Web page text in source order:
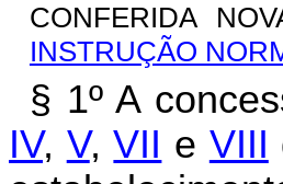
CONFERIDA
INSTRUÇÃO
§ 1º A
IV, V,VII e VIII